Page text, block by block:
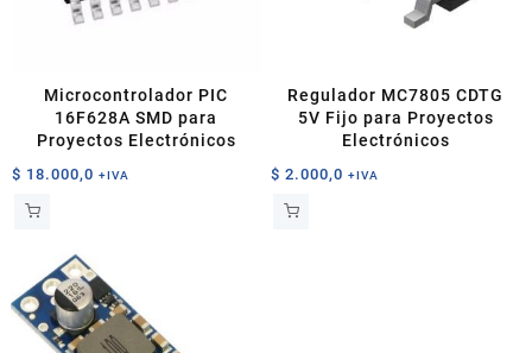
Microcontrolador PIC
16F628A SMD para
Proyectos Electrónicos
$ 18.000,0 +IVA
Regulador MC7805 CDTG
5V Fijo para Proyectos
Electrónicos
$ 2.000,0 +IVA